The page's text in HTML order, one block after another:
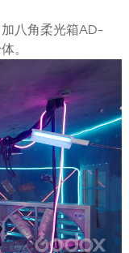
八角柔光箱AD-
。